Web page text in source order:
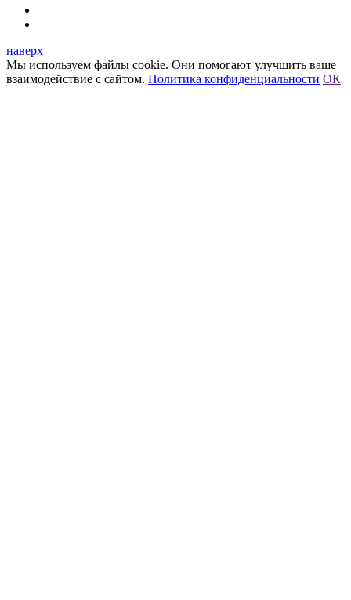
наверх
Мы используем файлы cookie. Они помогают улучшить ваше
взаимодействие с сайтом. Политика конфиденциальности ОК